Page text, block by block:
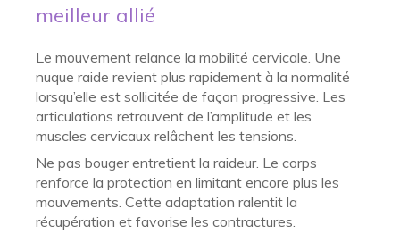
meilleur allié
Le mouvement relance la mobilité cervicale. Une
nuque raide revient plus rapidement à la normalité
lorsqu’elle est sollicitée de façon progressive. Les
articulations retrouvent de l’amplitude et les
muscles cervicaux relâchent les tensions.
Ne pas bouger entretient la raideur. Le corps
renforce la protection en limitant encore plus les
mouvements. Cette adaptation ralentit la
récupération et favorise les contractures.